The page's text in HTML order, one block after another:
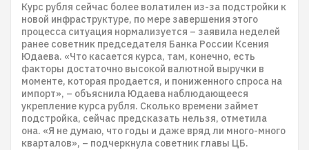
Курс рубля сейчас более волатилен из-за подстройки к
новой инфраструктуре, по мере завершения этого
процесса ситуация нормализуется – заявила неделей
ранее советник председателя Банка России Ксения
Юдаева. «Что касается курса, там, конечно, есть
факторы достаточно высокой валютной выручки в
моменте, которая продается, и пониженного спроса на
импорт», – объяснила Юдаева наблюдающееся
укрепление курса рубля. Сколько времени займет
подстройка, сейчас предсказать нельзя, отметила
она. «Я не думаю, что годы и даже вряд ли много-много
кварталов», – подчеркнула советник главы ЦБ.